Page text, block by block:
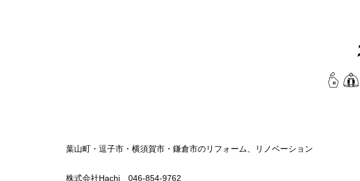
葉山町・逗子市・横須賀市・鎌倉市のリフォーム、リノベーション
株式会社Hachi 046-854-9762